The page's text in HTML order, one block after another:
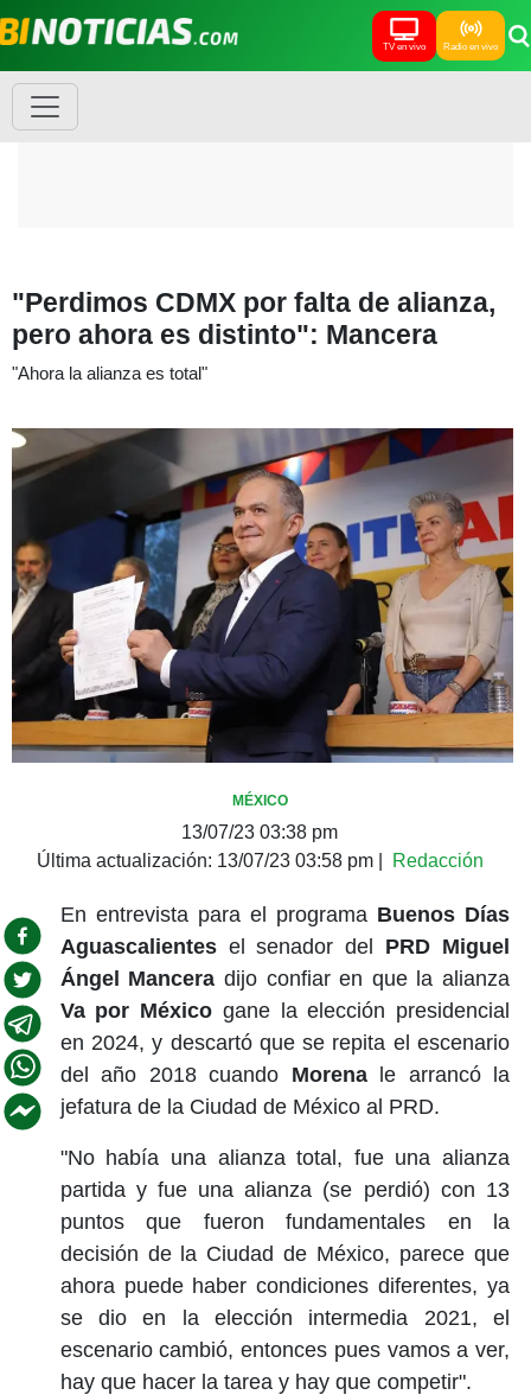
TV en vivo Radio en vivo
"Perdimos CDMX por falta de alianza,
pero ahora es distinto": Mancera
"Ahora la alianza es total"
MÉXICO
13/07/23 03:38 pm
Última actualización: 13/07/23 03:58 pm| Redacción
En entrevista para el programa Buenos Días
Aguascalientes el senador del PRD Miguel
Ángel Mancera dijo confiar en que la alianza
Va por México gane la elección presidencial
en 2024, y descartó que se repita el escenario
del año 2018 cuando Morena le arrancó la
jefatura de la Ciudad de México al PRD.
"No había una alianza total, fue una alianza
partida y fue una alianza (se perdió) con 13
puntos que fueron fundamentales en la
decisión de la Ciudad de México, parece que
ahora puede haber condiciones diferentes, ya
se dio en la elección intermedia 2021, el
escenario cambió, entonces pues vamos a ver,
hay que hacer la tarea y hay que competir".